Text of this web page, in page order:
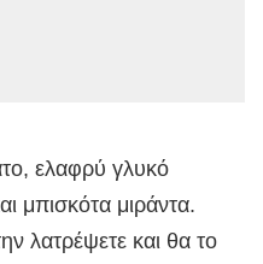
ελαφρύ γλυκό
μπισκότα μιράντα.
λατρέψετε και θα το